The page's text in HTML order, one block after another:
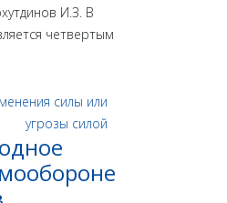
И.З. В
четвертым